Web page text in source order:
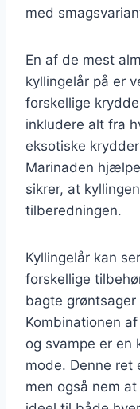
med
En af de mest
kyllingelår på er
forskellige
inkludere alt fra
eksotiske
Marinaden
sikrer, at
tilberedningen.
Kyllingelår kan
forskellige
bagte
Kombinationen
og svampe er en
mode. Denne ret
men også nem